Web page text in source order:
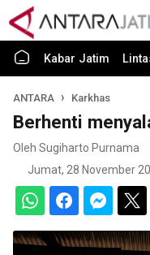
Kabar Jatim
ANTARA Karkhas
Berhenti
Oleh Sugiharto Purnama
Jumat, 28 November